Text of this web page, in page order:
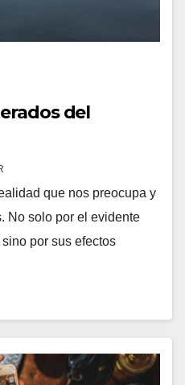
del
que nos preocupa y
No solo por el evidente
por sus efectos